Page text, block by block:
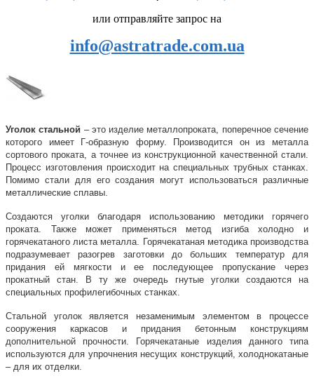
или отправляйте запрос на
info@astratrade.com.ua
Уголок стальной – это изделие металлопроката, поперечное сечение
которого имеет Г-образную форму. Производится он из металла
сортового проката, а точнее из конструкционной качественной стали.
Процесс изготовления происходит на специальных трубных станках.
Помимо стали для его создания могут использоваться различные
металлические сплавы.
Создаются уголки благодаря использованию методики горячего
проката. Также может применяться метод изгиба холодно и
горячекатаного листа металла. Горячекатаная методика производства
подразумевает разогрев заготовки до больших температур для
придания ей мягкости и ее последующее пропускание через
прокатный стан. В ту же очередь гнутые уголки создаются на
специальных профилегибочных станках.
Стальной уголок является незаменимым элементом в процессе
сооружения каркасов и придания бетонным конструкциям
дополнительной прочности. Горячекатаные изделия данного типа
используются для упрочнения несущих конструкций, холоднокатаные
– для их отделки.